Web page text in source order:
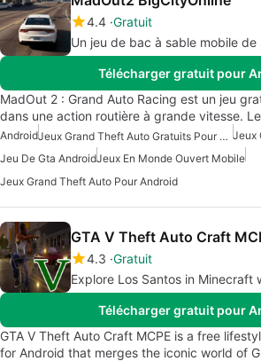
4.4 Gratuit
Un jeu de bac à sable mobile de
Télécharger gratuit pour
MadOut 2 : Grand Auto Racing est un jeu
dans une action routière à grande vitesse.
Android Jeux Grand Theft Auto Gratuits Pour Android Jeux
Jeu De Gta AndroidJeux En Monde Ouvert Mobile
Jeux Grand Theft Auto Pour Android
GTA V Theft Auto Craft
4.3 Gratuit
Explore Los Santos in Minecraft
Télécharger gratuit pour
GTA V Theft Auto Craft MCPE is a free
for Android that merges the iconic world of